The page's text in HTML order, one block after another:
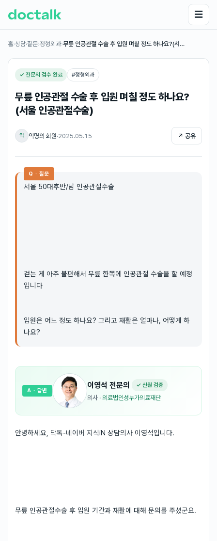
☰
홈›상담·질문›정형외과›무릎 인공관절 수술 후 입원 며칠 정도 하나요?(서…
✓ 전문의 검수 완료 #정형외과
무릎 인공관절 수술 후 입원 며칠 정도 하나요?
(서울 인공관절수술)
익 익명의 회원·2025.05.15 ↗ 공유
Q · 질문
서울 50대후반/남 인공관절수술
걷는 게 아주 불편해서 무릎 한쪽에 인공관절 수술을 할 예정
입니다
입원은 어느 정도 하나요? 그리고 재활은 얼마나, 어떻게 하
나요?
이영석 전문의 ✓ 신원 검증
의사 · 의료법인성누가의료재단
A · 답변
안녕하세요, 닥톡-네이버 지식iN 상담의사 이영석입니다.
무릎 인공관절수술 후 입원 기간과 재활에 대해 문의를 주셨군요.